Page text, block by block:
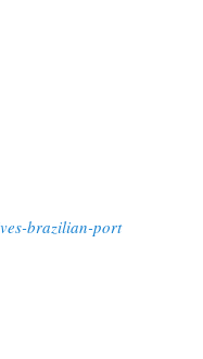
brazilian-port